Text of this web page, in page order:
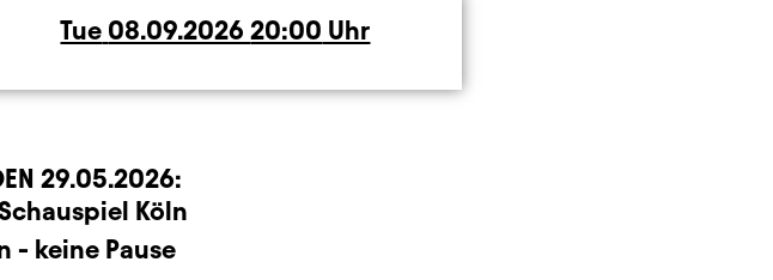
Tue Tuesday
08.09.202620:00 Uhr
29.05.2026:
Köln
- keine Pause